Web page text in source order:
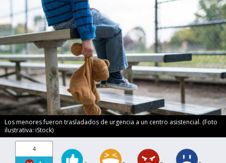
Los menores fueron trasladados de urgencia a un centro asistencial. (Foto
ilustrativa: iStock)
4